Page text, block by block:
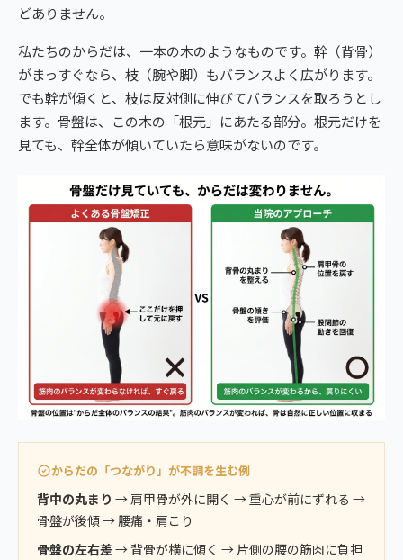
どありません。
私たちのからだは、一本の木のようなものです。幹（背骨）
がまっすぐなら、枝（腕や脚）もバランスよく広がります。
でも幹が傾くと、枝は反対側に伸びてバランスを取ろうとし
ます。骨盤は、この木の「根元」にあたる部分。根元だけを
見ても、幹全体が傾いていたら意味がないのです。
からだの「つながり」が不調を生む例
背中の丸まり → 肩甲骨が外に開く → 重心が前にずれる →
骨盤が後傾 → 腰痛・肩こり
骨盤の左右差→ 背骨が横に傾く → 片側の腰の筋肉に負担